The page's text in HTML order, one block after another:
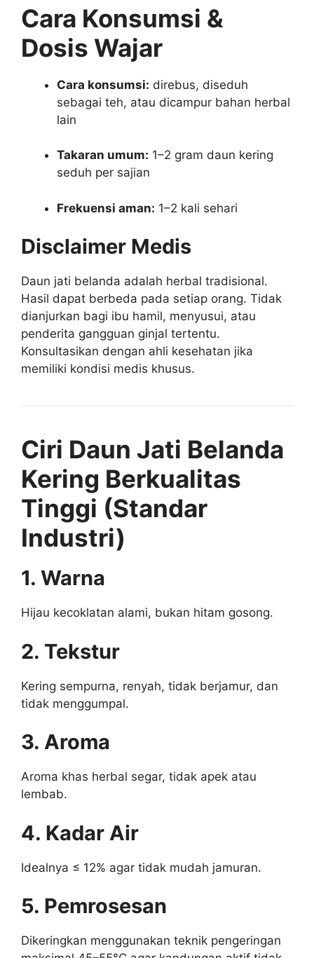
Cara Konsumsi &
Dosis Wajar
Cara konsumsi: direbus, diseduh
sebagai teh, atau dicampur bahan herbal
lain
Takaran umum: 1–2 gram daun kering
seduh per sajian
Frekuensi aman: 1–2 kali sehari
Disclaimer Medis
Daun jati belanda adalah herbal tradisional.
Hasil dapat berbeda pada setiap orang. Tidak
dianjurkan bagi ibu hamil, menyusui, atau
penderita gangguan ginjal tertentu.
Konsultasikan dengan ahli kesehatan jika
memiliki kondisi medis khusus.
Ciri Daun Jati Belanda
Kering Berkualitas
Tinggi (Standar
Industri)
1. Warna
Hijau kecoklatan alami, bukan hitam gosong.
2. Tekstur
Kering sempurna, renyah, tidak berjamur, dan
tidak menggumpal.
3. Aroma
Aroma khas herbal segar, tidak apek atau
lembab.
4. Kadar Air
Idealnya ≤ 12% agar tidak mudah jamuran.
5. Pemrosesan
Dikeringkan menggunakan teknik pengeringan